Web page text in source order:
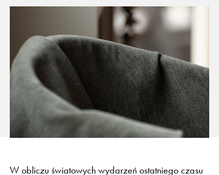
ISSUUOtwiera link w nowej karcie
InstagramOtwiera link w nowej
Otwiera link w nowej karcie
Otwiera link w nowej karcie
Pulpit Kontrahenta
W obliczu światowych wydarzeń ostatniego czasu